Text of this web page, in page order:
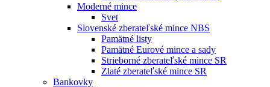
Moderné mince
Svet
Slovenské zberateľské mince NBS
Pamätné listy
Pamätné Eurové mince a sady
Strieborné zberateľské mince SR
Zlaté zberateľské mince SR
Bankovky